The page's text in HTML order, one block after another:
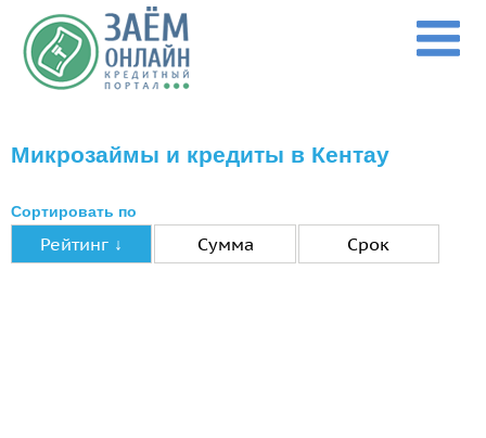
Перейти к основному содержанию
Микрозаймы и кредиты в Кентау
Сортировать по
Рейтинг ↓ Сумма Срок